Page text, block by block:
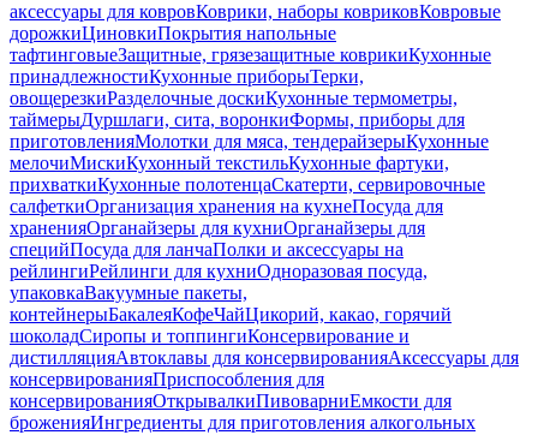
аксессуары для ковровКоврики, наборы ковриковКовровые
дорожкиЦиновкиПокрытия напольные
тафтинговыеЗащитные, грязезащитные коврикиКухонные
принадлежностиКухонные приборыТерки,
овощерезкиРазделочные доскиКухонные термометры,
таймерыДуршлаги, сита, воронкиФормы, приборы для
приготовленияМолотки для мяса, тендерайзерыКухонные
мелочиМискиКухонный текстильКухонные фартуки,
прихваткиКухонные полотенцаСкатерти, сервировочные
салфеткиОрганизация хранения на кухнеПосуда для
храненияОрганайзеры для кухниОрганайзеры для
специйПосуда для ланчаПолки и аксессуары на
рейлингиРейлинги для кухниОдноразовая посуда,
упаковкаВакуумные пакеты,
контейнерыБакалеяКофеЧайЦикорий, какао, горячий
шоколадСиропы и топпингиКонсервирование и
дистилляцияАвтоклавы для консервированияАксессуары для
консервированияПриспособления для
консервированияОткрывалкиПивоварниЕмкости для
броженияИнгредиенты для приготовления алкогольных